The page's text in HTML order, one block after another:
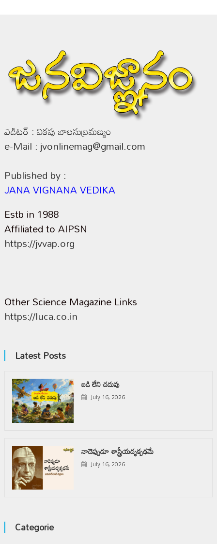
ఎడిటర్ : విఠపు బాలసుబ్రమణ్యం
e-Mail : jvonlinemag@gmail.com
Published by :
JANA VIGNANA VEDIKA
Estb in 1988
Affiliated to AIPSN
https://jvvap.org
Other Science Magazine Links
https://luca.co.in
Latest Posts
బడి లేని చదువు
July 16, 2026
నాదెప్పుడూ శాస్త్రీయదృక్పథమే
July 16, 2026
Categorie